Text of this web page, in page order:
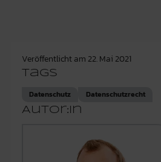
Veröffentlicht am 22. Mai 2021
Tags
Datenschutz Datenschutzrecht
Autor:in